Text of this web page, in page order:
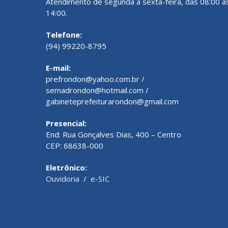
14:00.
Telefone:
(94) 99220-8795
E-mail:
prefrondon@yahoo.com.br /
semadrondon@hotmail.com /
gabineteprefeiturarondon@gmail.com
Presencial:
End: Rua Gonçalves Dias, 400 – Centro
CEP: 68638-000
Eletrônico:
Ouvidoria / e-SIC